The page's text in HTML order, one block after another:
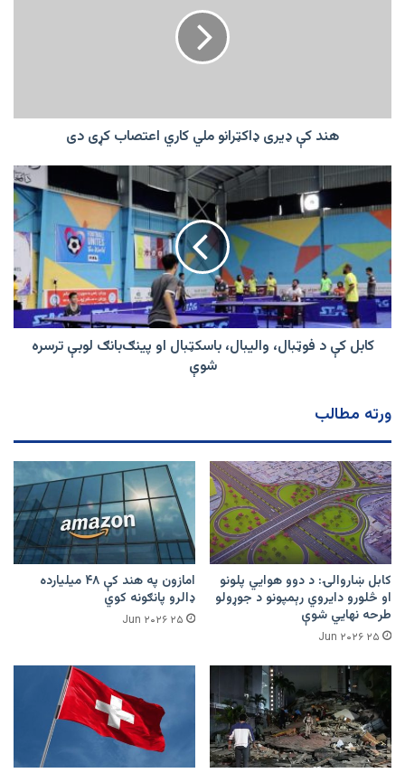
دی
هند کې ډیری ډاکټرانو ملي کاري اعتصاب کړی دی
د
فوټبال،
والیبال،
باسکټبال
او
پینګ‌بانګ
لوبې
ترسرهکابل کې د فوټبال، والیبال، باسکټبال او پینګ‌بانګ لوبې ترسره
شوې
ورته مطالب
کابل ښاروالۍ: د دوو هوايي پلونو
او څلورو دایروي رېمپونو د جوړولو
طرحه نهایي شوې
۲۵ Jun ۲۰۲۶
امازون په هند کې ۴۸ میلیارده
ډالرو پانګونه کوي
۲۵ Jun ۲۰۲۶